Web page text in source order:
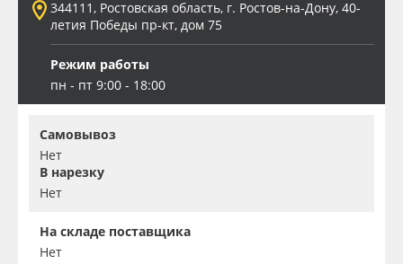
344111, Ростовская область, г. Ростов-на-Дону, 40-
летия Победы пр-кт, дом 75
Режим работы
пн - пт 9:00 - 18:00
Самовывоз
Нет
В нарезку
Нет
На складе поставщика
Нет